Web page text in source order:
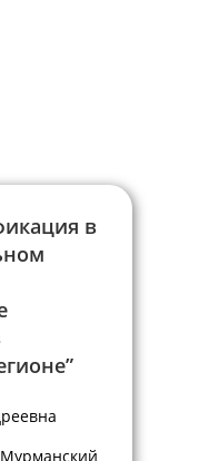
в